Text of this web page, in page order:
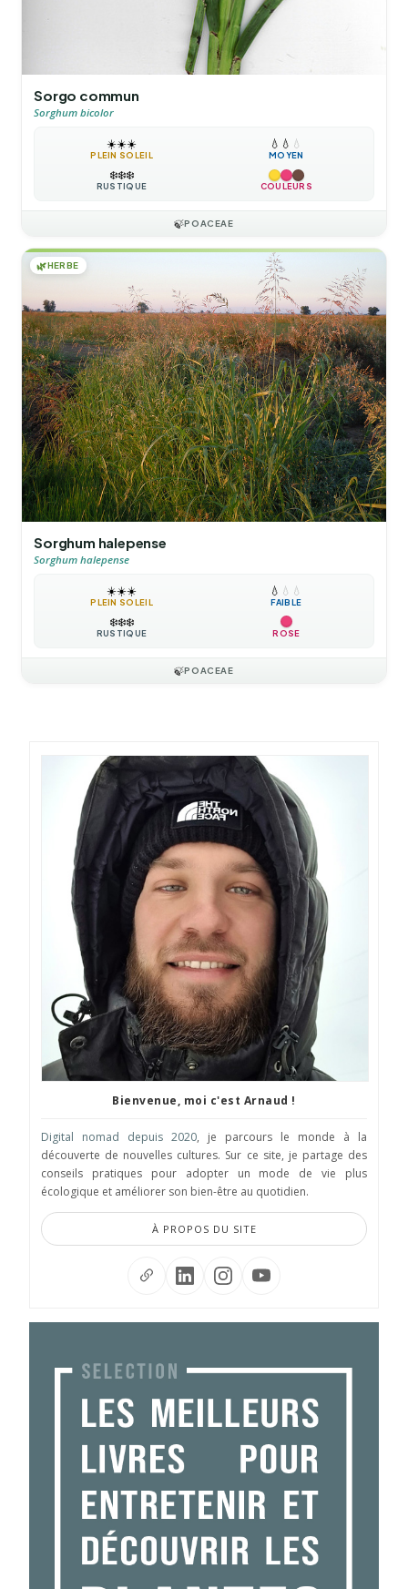
Sorgo commun
Sorghum bicolor
☀️☀️☀️
PLEIN SOLEIL
💧 💧 💧
MOYEN
❄️❄️❄️
RUSTIQUE COULEURS
🍃POACEAE
🌿HERBE
Sorghum halepense
Sorghum halepense
☀️☀️☀️
PLEIN SOLEIL
💧 💧 💧
FAIBLE
❄️❄️❄️
RUSTIQUE ROSE
🍃POACEAE
Bienvenue, moi c'est Arnaud !
Digital nomad depuis 2020, je parcours le monde à la
découverte de nouvelles cultures. Sur ce site, je partage des
conseils pratiques pour adopter un mode de vie plus
écologique et améliorer son bien-être au quotidien.
À PROPOS DU SITE